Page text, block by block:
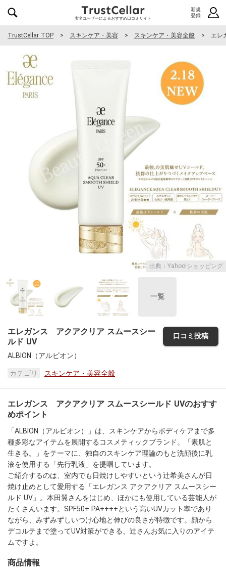
実名ユーザーによるおすすめ口コミサイト
新規
登録
TrustCellar TOP スキンケア・美容 スキンケア・美容全般 エレ
出典：Yahoo!ショッピング
一覧
エレガンス アクアクリア スムースシー
ルド UV
ALBION（アルビオン）
口コミ投稿
カテゴリ スキンケア・美容全般
エレガンス アクアクリア スムースシールド UVのおすす
めポイント
「ALBION（アルビオン）」は、スキンケアからボディケアまで多
種多彩なアイテムを展開するコスメティックブランド。「素肌と
生きる。」をテーマに、独自のスキンケア理論のもと洗顔後に乳
液を使用する「先行乳液」を提唱しています。
ご紹介するのは、室内でも日焼けしやすいという辻希美さんが日
焼け止めとして愛用する「エレガンス アクアクリア スムースシー
ルド UV」。本田翼さんをはじめ、ほかにも使用している芸能人が
たくさんいます。SPF50+ PA++++という高いUVカット率であり
ながら、みずみずしいつけ心地と伸びの良さが特徴です。顔から
デコルテまで塗ってUV対策ができる、辻さんお気に入りのアイテ
ムですよ。
商品情報